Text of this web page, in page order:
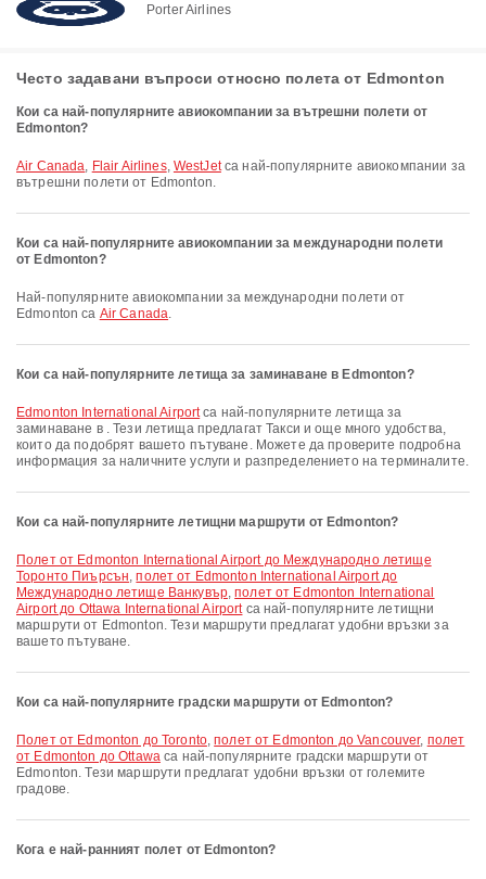
Porter Airlines
Често задавани въпроси относно полета от Edmonton
Кои са най-популярните авиокомпании за вътрешни полети от
Edmonton?
Air Canada, Flair Airlines, WestJetса най-популярните авиокомпании за
вътрешни полети от Edmonton.
Кои са най-популярните авиокомпании за международни полети
от Edmonton?
Най-популярните авиокомпании за международни полети от
Edmonton са Air Canada.
Кои са най-популярните летища за заминаване в Edmonton?
Edmonton International Airportса най-популярните летища за
заминаване в . Тези летища предлагат Такси и още много удобства,
които да подобрят вашето пътуване. Можете да проверите подробна
информация за наличните услуги и разпределението на терминалите.
Кои са най-популярните летищни маршрути от Edmonton?
полет от Edmonton International Airport до Международно летище
Торонто Пиърсън,полет от Edmonton International Airport до
Международно летище Ванкувър,полет от Edmonton International
Airport до Ottawa International Airportса най-популярните летищни
маршрути от Edmonton. Тези маршрути предлагат удобни връзки за
вашето пътуване.
Кои са най-популярните градски маршрути от Edmonton?
полет от Edmonton до Toronto,полет от Edmonton до Vancouver, полет
от Edmonton до Ottawaса най-популярните градски маршрути от
Edmonton. Тези маршрути предлагат удобни връзки от големите
градове.
Кога е най-ранният полет от Edmonton?